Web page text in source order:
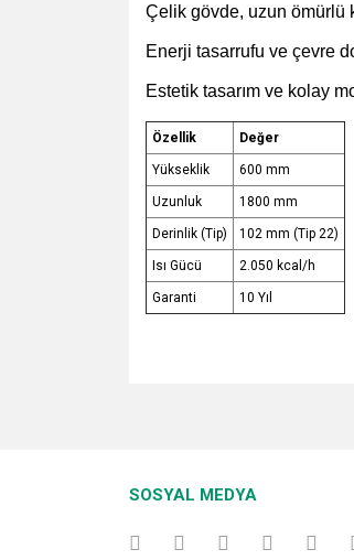
Çelik gövde, uzun ömürlü
Enerji tasarrufu ve çevre
Estetik tasarım ve kolay
Özellik Değer
Yükseklik 600 mm
Uzunluk 1800 mm
Derinlik (Tip) 102 mm (Tip 22)
Isı Gücü 2.050 kcal/h
Garanti 10 Yıl
Ürün açıklamasında eksik
SOSYAL MEDYA